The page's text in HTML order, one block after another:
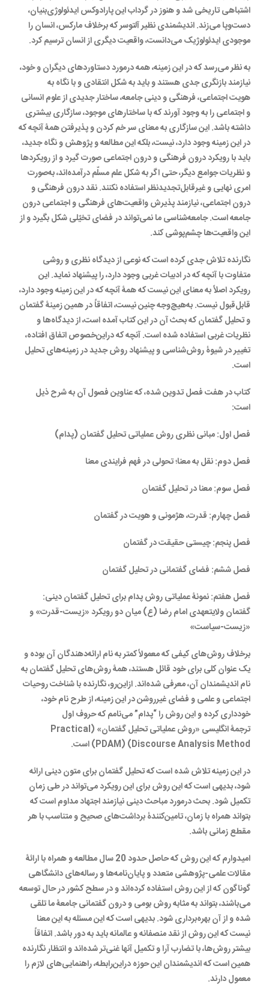
اشتباهی تاریخی شد و هنوز در گرداب این پارادوکس ایدئولوژی‌بنیان،
دست‌و‌پا می‌زند. اندیشمندی نظیر آلتوسر که بر‌خلاف مارکس، انسان را
موجودی ایدئولوژیک می‌دانست، واقعیت دیگری از انسان ترسیم کرد.
به نظر می‌رسد که در این زمینه، همه در‌مورد دستاوردهای دیگران و خود،
نیازمند بازنگری جدی هستند و باید به شکل انتقادی و با نگاه به
هویت اجتماعی، فرهنگی و دینی جامعه، ساختار جدیدی از علوم انسانی
و اجتماعی را به وجود آورند که با ساختارهای موجود، سازگاری بیشتری
داشته باشد. این سازگاری به معنای سر خم کردن و پذیرفتن همۀ آنچه که
در این زمینه وجود دارد، نیست، بلکه این مطالعه و پژوهش و نگاه جدید،
باید با رویکرد درون فرهنگی و درون اجتماعی صورت گیرد و از رویکردها
و نظریات جوامع دیگر، حتی اگر به شکل علم مسلّم در‌آمده‌اند، به‌صورت
امری نهایی و غیرقابل‌‌تجدید‌نظر استفاده نکنند. نقد درون فرهنگی و
درون اجتماعی،‌ نیازمند پذیرش واقعیت‌های فرهنگی و اجتماعی درون
جامعه است. جامعه‌شناسی ما نمی‌تواند در فضای تخیّلی شکل بگیرد و از
این واقعیت‌ها چشم‌پوشی کند.
نگارنده تلاش جدی کرده است که نوعی از دیدگاه نظری و روشی
متفاوت با آنچه که در ادبیات غربی وجود دارد، را پیشنهاد نماید. این
رویکرد اصلاً به معنای این نیست که همۀ آنچه که در این زمینه وجود دارد،
قابل‌قبول نیست. به‌هیچ‌وجه چنین نیست، اتفاقاً در همین زمینۀ گفتمان
و تحلیل گفتمان که بحث آن در این کتاب آمده است، از دیدگاه‌ها و
نظریات غربی استفاده شده است. آنچه که در‌این‌خصوص اتفاق افتاده،
تغییر در شیوۀ روش‌شناسی و پیشنهاد روش جدید در زمینه‌های تحلیل
است.
کتاب در هفت فصل تدوین شده، که عناوین فصول آن به شرح ذیل
است:
فصل اول: مبانی نظری روش عملیاتی تحلیل گفتمان (پدام)
فصل دوم: نقل به معنا؛ تحولی در فهم فرایندی معنا
فصل سوم: معنا در تحلیل گفتمان
فصل چهارم: قدرت، هژمونی و هویت در گفتمان
فصل پنجم: چیستی حقیقت در گفتمان
فصل ششم: فضای گفتمانی در تحلیل گفتمان
فصل هفتم: نمونۀ عملیاتی روش پدام برای تحلیل گفتمان دینی:
گفتمان ولایتعهدی امام رضا (ع) میان دو رویکرد «زیست-قدرت» و
«زیست-سیاست»
بر‌خلاف روش‌های کیفی که معمولاً کمتر به نام ارائه‌دهندگان آن بوده و
یک عنوان کلی برای خود قائل هستند، همۀ روش‌های تحلیل گفتمان به
نام اندیشمندان آن، معرفی شده‌اند. از‌این‌رو، نگارنده با شناخت روحیات
اجتماعی و علمی و فضای غیرروشن در این زمینه، از طرح نام خود،
خودداری کرده و این روش را “پدام” می‌نامم که حروف اول
ترجمۀ انگلیسی «روش عملیاتی تحلیل گفتمان» (Practical
Discourse Analysis Method) (PDAM) است.
در این زمینه تلاش شده است که تحلیل گفتمان برای متون دینی ارائه
شود، بدیهی است که این روش برای این رویکرد می‌تواند در طی زمان
تکمیل شود. بحث در‌مورد مباحث دینی نیازمند اجتهاد مداوم است که
بتواند همراه با زمان، تامین‌کنندۀ برداشت‌های صحیح و متناسب با هر
مقطع زمانی باشد.
امیدوارم که این روش که حاصل حدود 20 سال مطالعه و همراه با ارائۀ
مقالات علمی-پژوهشی متعدد و پایان‌نامه‌ها و رساله‌های دانشگاهی
گوناگون که از این روش استفاده کرده‌اند و در سطح کشور در حال توسعه
می‌باشند، بتواند به مثابه روش بومی و درون گفتمانی جامعۀ ما تلقی
شده و از آن بهره‌برداری شود. بدیهی است که این مسئله به این معنا
نیست که این روش از نقد منصفانه و عالمانه باید به دور باشد. اتفاقاً
بیشتر روش‌ها، با تضارب آرا و تکمیل آنها غنی‌تر شده‌اند و انتظار نگارنده
همین است که اندیشمندان این حوزه در‌این‌رابطه، راهنمایی‌های لازم را
معمول دارند.